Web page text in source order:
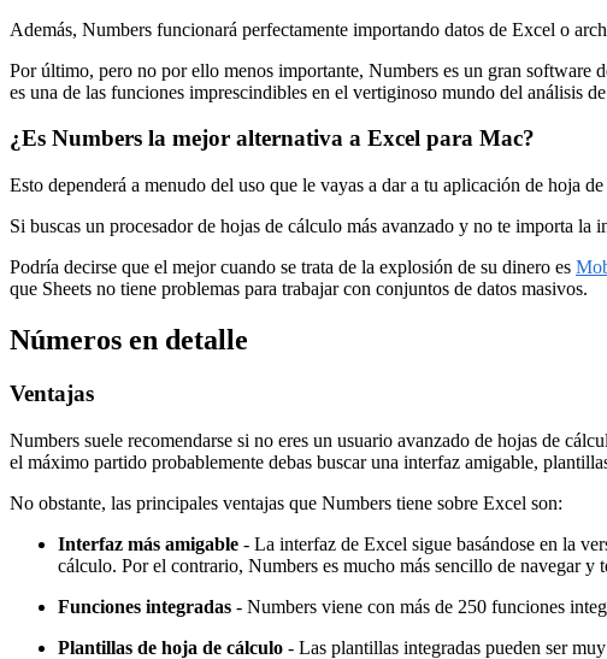
Además, Numbers funcionará perfectamente importando datos de Excel o
Por último, pero no por ello menos importante, Numbers es un gran software
es una de las funciones imprescindibles en el vertiginoso mundo del análisis
¿Es Numbers la mejor alternativa a Excel para Mac?
Esto dependerá a menudo del uso que le vayas a dar a tu aplicación de hoja
Si buscas un procesador de hojas de cálculo más avanzado y no te importa
Podría decirse que el mejor cuando se trata de la explosión de su dinero es
que Sheets no tiene problemas para trabajar con conjuntos de datos masivos.
Números en detalle
Ventajas
Numbers suele recomendarse si no eres un usuario avanzado de hojas de
el máximo partido probablemente debas buscar una interfaz amigable,
No obstante, las principales ventajas que Numbers tiene sobre Excel son:
Interfaz más amigable - La interfaz de Excel sigue basándose en la
cálculo. Por el contrario, Numbers es mucho más sencillo de navegar y
Funciones integradas - Numbers viene con más de 250 funciones
Plantillas de hoja de cálculo - Las plantillas integradas pueden ser